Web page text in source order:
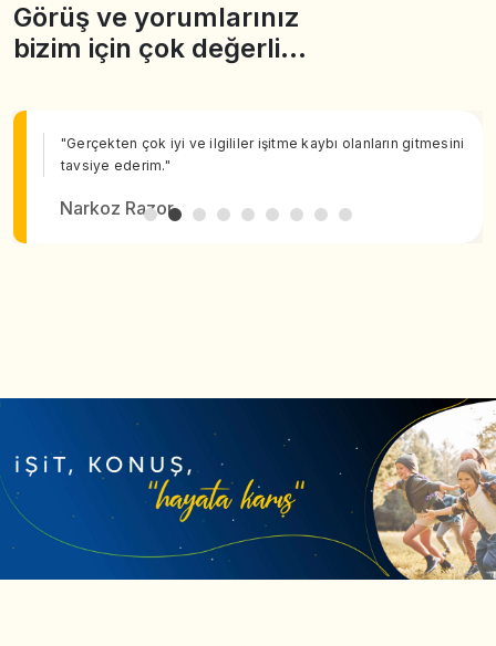
Görüş ve yorumlarınız
bizim için çok değerli…
"Gerçekten çok iyi ve ilgililer işitme kaybı olanların gitmesini
tavsiye ederim."
Narkoz Razor